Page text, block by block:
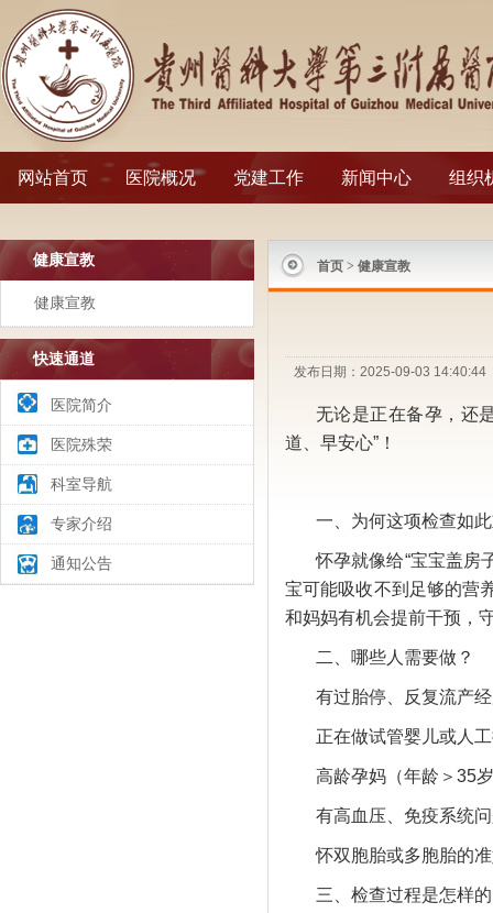
网站首页 医院概况 党建工作 新闻中心 组织
健康宣教
健康宣教
快速通道
医院简介
医院殊荣
科室导航
专家介绍
通知公告
首页 > 健康宣教
发布日期：2025-09-03
无论是正在备孕，还
道、早安心”！
一、为何这项检查如
怀孕就像给“宝宝盖房
宝可能吸收不到足够的营
和妈妈有机会提前干预，
二、哪些人需要做？
有过胎停、反复流产
正在做试管婴儿或人
高龄孕妈（年龄＞35
有高血压、免疫系统
怀双胞胎或多胞胎的
三、检查过程是怎样